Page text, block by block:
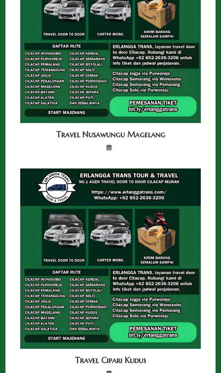
Travel Nusawungu Magelang
Travel Cipari Kudus